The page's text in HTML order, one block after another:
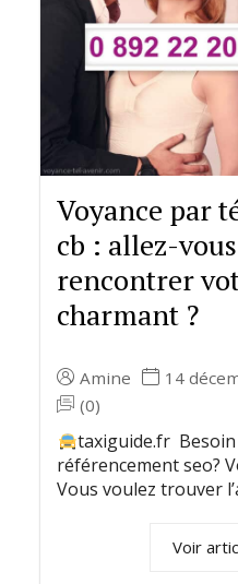
Voyance par
cb : allez-
rencontrer
charmant ?
Amine 14
(0)
taxiguide.fr
référencement seo?
Vous voulez trouver
Voir